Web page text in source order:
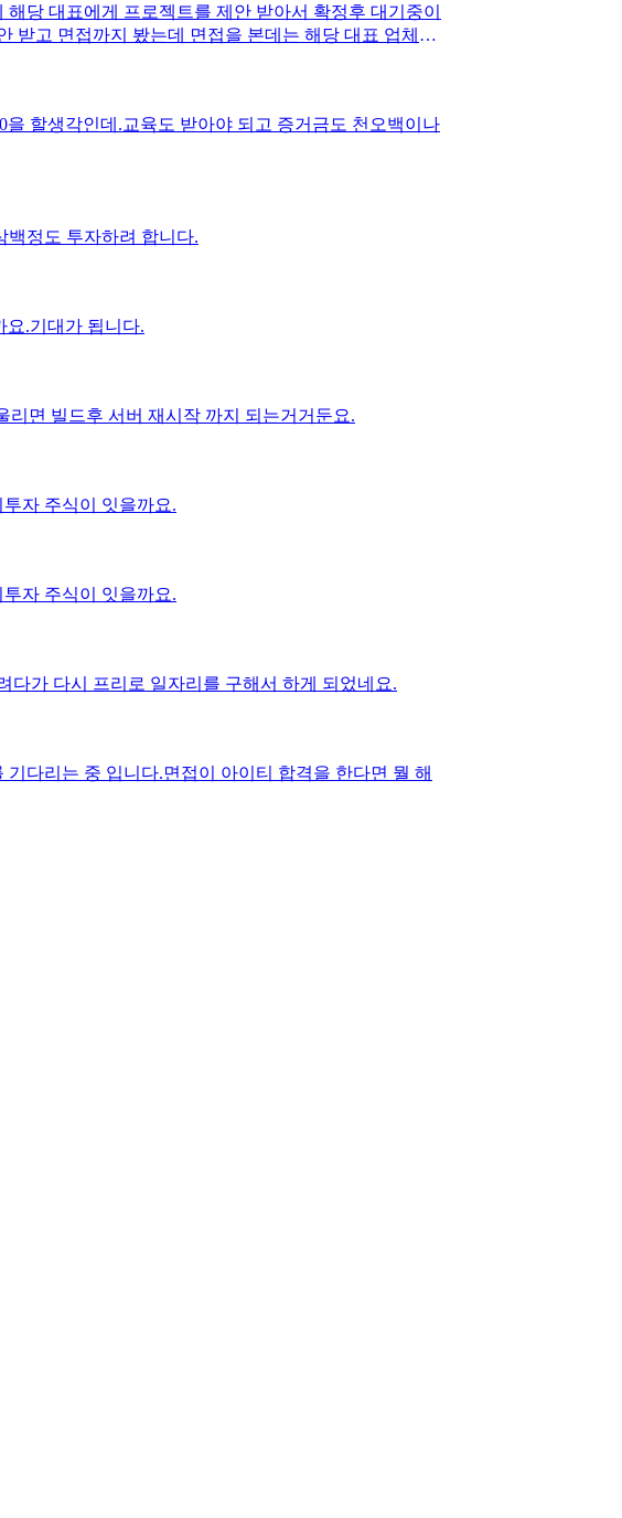
당 대표에게 프로젝트를 제안 받아서 확정후 대기중이
받고 면접까지 봤는데 면접을 본데는 해당 대표 업체가
정 되었다고 카톡이 왔어요..그리고 단가도 좀 더 올려
이런게 있어서 또 취소가 되면 어떻게 할지 좀 걱정이
지는 않았고 취소 했습니다.. 만약에 또 취소가 되면 여
으니 그거에 대한 보상이라던가 그런거요..계약서를
고 저는 정규직이 아니고 프리랜서 입니다.
할생각인데.교육도 받아야 되고 증거금도 천오백이나
백정도 투자하려 합니다.
요.기대가 됩니다.
리면 빌드후 서버 재시작 까지 되는거거둔요.
자 주식이 잇을까요.
자 주식이 잇을까요.
다가 다시 프리로 일자리를 구해서 하게 되었네요.
다리는 중 입니다.면접이 아이티 합격을 한다면 뭘 해